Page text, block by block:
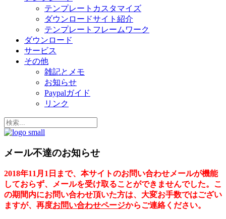
テンプレートカスタマイズ
ダウンロードサイト紹介
テンプレートフレームワーク
ダウンロード
サービス
その他
雑記とメモ
お知らせ
Paypalガイド
リンク
メール不達のお知らせ
2018年11月1日まで、本サイトのお問い合わせメールが機能
しておらず、メールを受け取ることができませんでした。こ
の期間内にお問い合わせ頂いた方は、大変お手数ではござい
ますが、再度お問い合わせページからご連絡ください。